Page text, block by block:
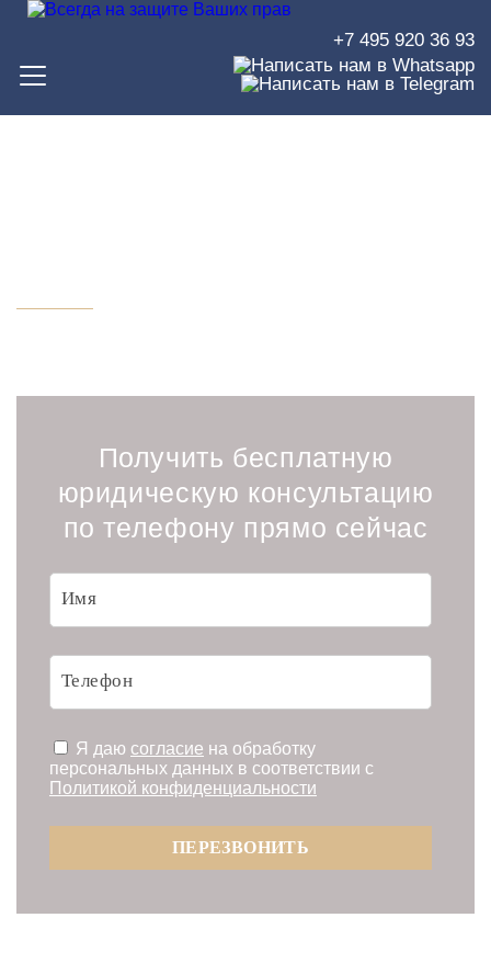
+7 495 920 36 93
Получить бесплатную
юридическую консультацию
по телефону прямо сейчас
Я даю согласие на обработку
персональных данных в соответствии с
Политикой конфиденциальности
ПЕРЕЗВОНИТЬ